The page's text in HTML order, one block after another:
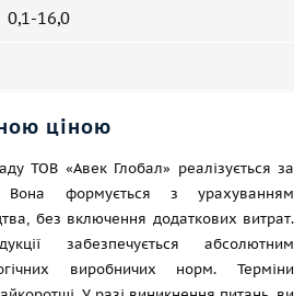
0,1-16,0
ціною
ТОВ «Авек Глобал» реалізується за
Вона формується з урахуванням
без включення додаткових витрат.
забезпечується абсолютним
виробничих норм. Терміни